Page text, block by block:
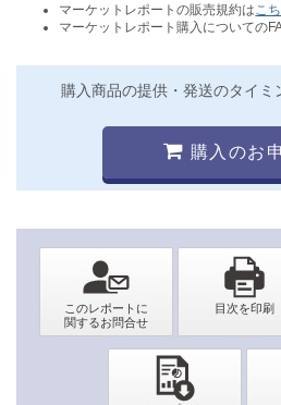
マーケットレポートの販売規約は こ
マーケットレポート購入についての
購入商品の提供・発送のタイミ
購入のお